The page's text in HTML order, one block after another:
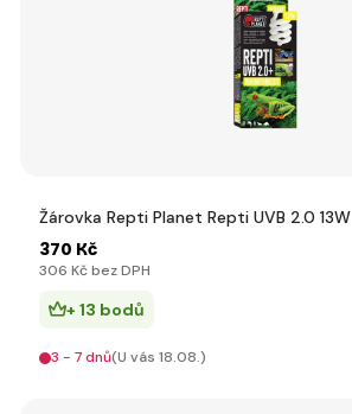
Žárovka Repti Planet Repti UVB 2.0 13W
370 Kč
306 Kč bez DPH
+ 13 bodů
3 - 7 dnů(U vás 18.08.)